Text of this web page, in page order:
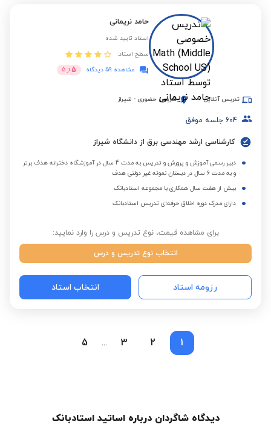
حامد نریمانی
استاد تایید شده
سطح استاد:
مشاهده 59 دیدگاه
5 از 5
تدریس آنلاین تدریس حضوری - شیراز
604 جلسه موفق
کارشناسی ارشد مهندسی برق از دانشگاه شیراز
دبیر رسمی آموزش و پرورش و تدریس به مدت 4 سال در آموزشگاه دخترانه هدف برتر
و به مدت 6 سال در دبستان نمونه غیر دولتی هدف
بیش از هفت سال همکاری با مجموعه استادبانک
دارای مدرک دوره اخلاق حرفه‌ای تدریس استادبانک
برای مشاهده قیمت، نوع تدریس و درس را وارد نمایید:
انتخاب نوع تدریس و درس
رزومه استاد انتخاب استاد
1
2
3
...
5
دیدگاه شاگردان درباره اساتید استادبانک